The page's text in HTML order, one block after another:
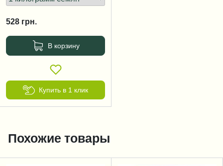
528 грн.
В корзину
Купить в 1 клик
Похожие товары